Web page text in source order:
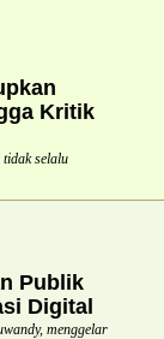
Kritik
selalu
Publik
Digital
menggelar